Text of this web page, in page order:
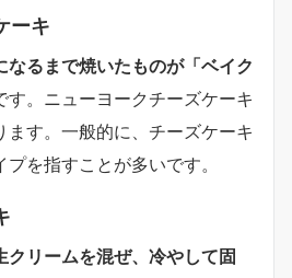
ーキ
なるまで焼いたものが「ベイク
す。ニューヨークチーズケーキ
ます。一般的に、チーズケーキ
を指すことが多いです。
クリームを混ぜ、冷やして固